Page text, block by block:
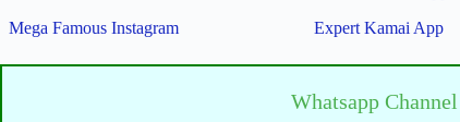
Mega Famous Instagram
Expert Kamai App
Whatsapp Channel